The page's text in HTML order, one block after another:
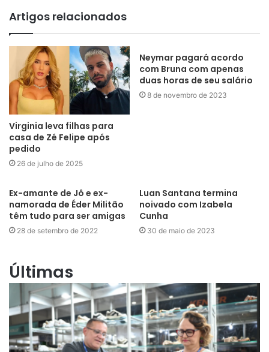
Artigos relacionados
Virginia leva filhas para
casa de Zé Felipe após
pedido
26 de julho de 2025
Neymar pagará acordo
com Bruna com apenas
duas horas de seu salário
8 de novembro de 2023
Ex-amante de Jô e ex-
namorada de Éder Militão
têm tudo para ser amigas
28 de setembro de 2022
Luan Santana termina
noivado com Izabela
Cunha
30 de maio de 2023
Últimas